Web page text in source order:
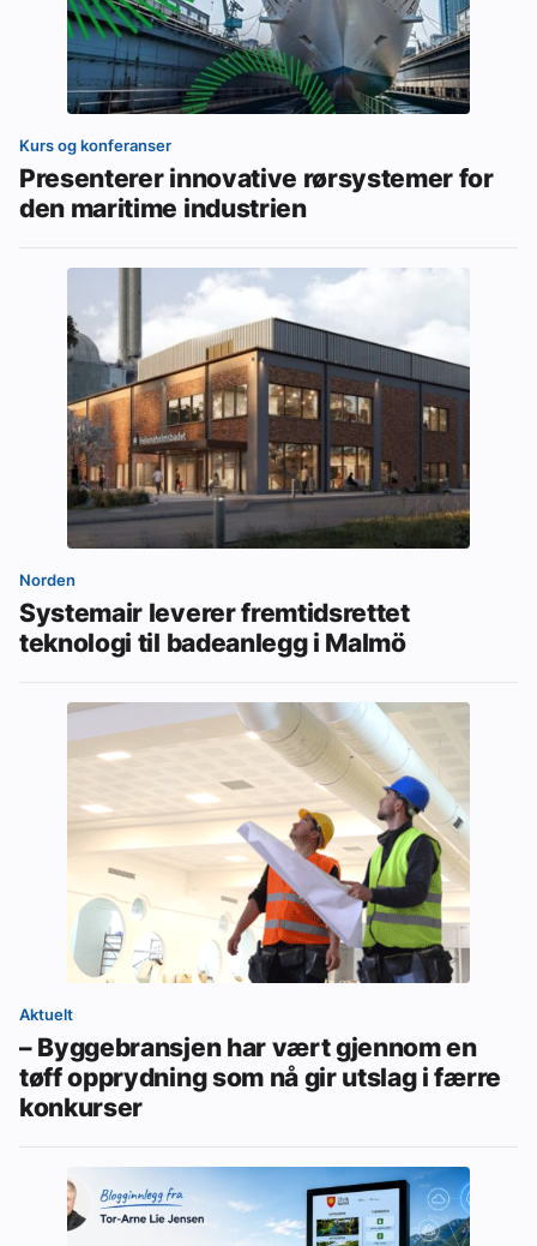
Kurs og konferanser
Presenterer innovative rørsystemer for
den maritime industrien
Norden
Systemair leverer fremtidsrettet
teknologi til badeanlegg i Malmö
Aktuelt
– Byggebransjen har vært gjennom en
tøff opprydning som nå gir utslag i færre
konkurser